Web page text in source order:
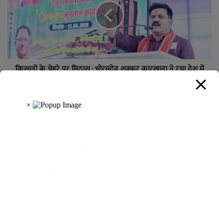
किसानों के चेहरे पर मिठास : भोरमदेव शक्कर कारखाना ने रचा देश में